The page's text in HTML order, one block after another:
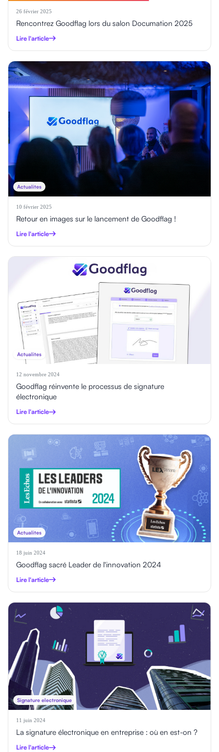
26 février 2025
Rencontrez Goodflag lors du salon Documation 2025
Lire l'article
Actualites
10 février 2025
Retour en images sur le lancement de Goodflag !
Lire l'article
Actualites
12 novembre 2024
Goodflag réinvente le processus de signature
électronique
Lire l'article
Actualites
18 juin 2024
Goodflag sacré Leader de l'innovation 2024
Lire l'article
Signature electronique
11 juin 2024
La signature électronique en entreprise : où en est-on ?
Lire l'article